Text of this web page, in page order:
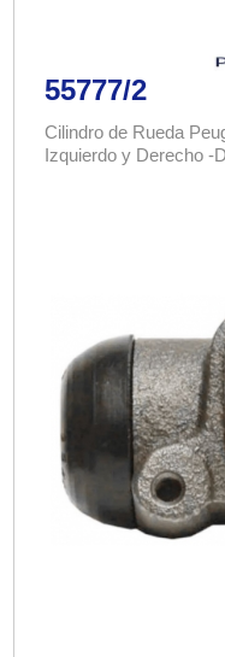
55777/2
Cilindro de Rueda
Izquierdo y Derecho -